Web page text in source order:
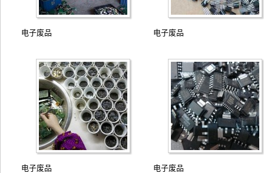
电子废品 电子废品
电子废品 电子废品